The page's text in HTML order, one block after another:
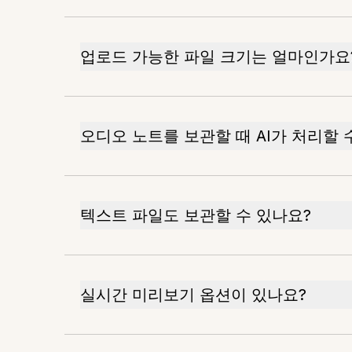
업로드 가능한 파일 크기는 얼마인가요
오디오 노트를 보관할 때 AI가 처리할
텍스트 파일도 보관할 수 있나요?
실시간 미리보기 옵션이 있나요?